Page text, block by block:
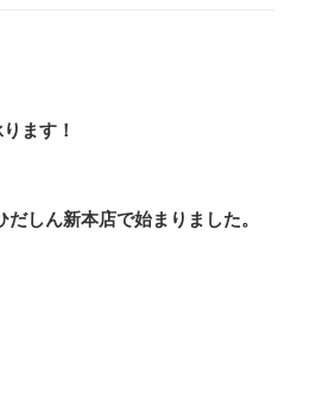
ます！
しん新本店で始まりました。